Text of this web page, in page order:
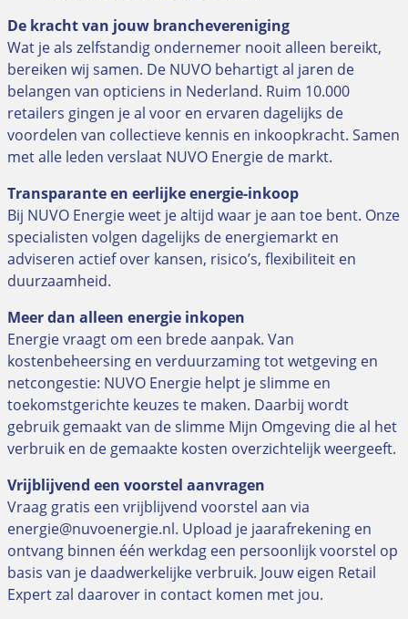
De kracht van jouw branchevereniging
Wat je als zelfstandig ondernemer nooit alleen bereikt,
bereiken wij samen. De NUVO behartigt al jaren de
belangen van opticiens in Nederland. Ruim 10.000
retailers gingen je al voor en ervaren dagelijks de
voordelen van collectieve kennis en inkoopkracht. Samen
met alle leden verslaat NUVO Energie de markt.
Transparante en eerlijke energie-inkoop
Bij NUVO Energie weet je altijd waar je aan toe bent. Onze
specialisten volgen dagelijks de energiemarkt en
adviseren actief over kansen, risico’s, flexibiliteit en
duurzaamheid.
Meer dan alleen energie inkopen
Energie vraagt om een brede aanpak. Van
kostenbeheersing en verduurzaming tot wetgeving en
netcongestie: NUVO Energie helpt je slimme en
toekomstgerichte keuzes te maken. Daarbij wordt
gebruik gemaakt van de slimme Mijn Omgeving die al het
verbruik en de gemaakte kosten overzichtelijk weergeeft.
Vrijblijvend een voorstel aanvragen
Vraag gratis een vrijblijvend voorstel aan via
energie@nuvoenergie.nl. Upload je jaarafrekening en
ontvang binnen één werkdag een persoonlijk voorstel op
basis van je daadwerkelijke verbruik. Jouw eigen Retail
Expert zal daarover in contact komen met jou.